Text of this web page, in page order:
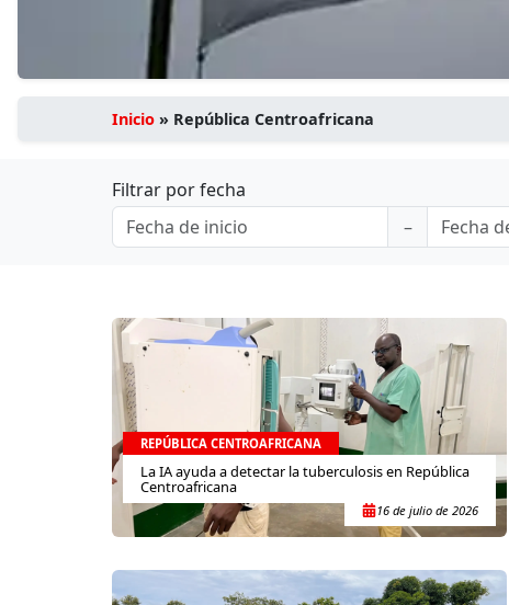
Inicio » República Centroafricana
Filtrar por fecha
REPÚBLICA CENTROAFRICANA
La IA ayuda a detectar la tuberculosis en República
Centroafricana
16 de julio de 2026